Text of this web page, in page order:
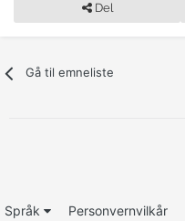
Del
Gå til emneliste
Språk Personvernvilkår